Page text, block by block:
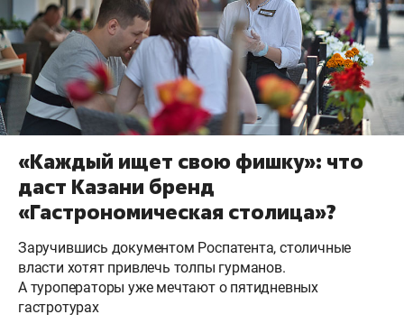
«Каждый ищет свою фишку»: что
даст Казани бренд
«Гастрономическая столица»?
Заручившись документом Роспатента, столичные
власти хотят привлечь толпы гурманов.
А туроператоры уже мечтают о пятидневных
гастротурах